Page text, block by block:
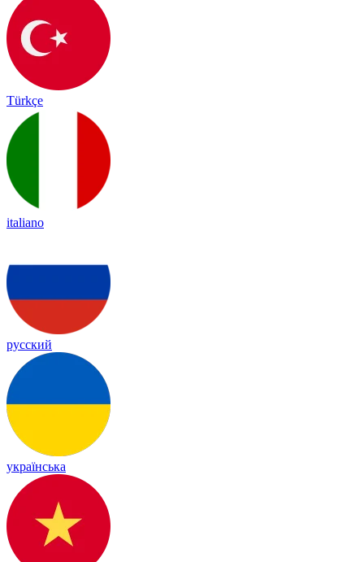
Türkçe
italiano
русский
українська